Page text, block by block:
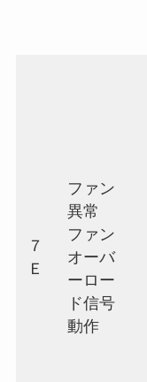
７
Ｅ
ファン
異常
ファン
オーバ
ーロー
ド信号
動作